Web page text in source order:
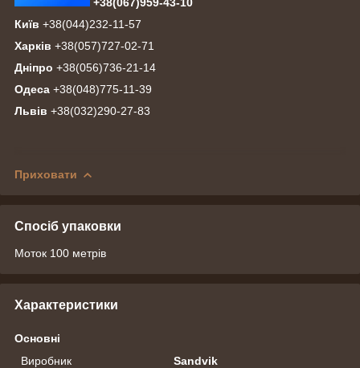
Київ +38(044)232-11-57
Харків +38(057)727-02-71
Дніпро +38(056)736-21-14
Одеса +38(048)775-11-39
Львів +38(032)290-27-83
Приховати
Спосіб упаковки
Моток 100 метрів
Характеристики
Основні
Виробник
Sandvik